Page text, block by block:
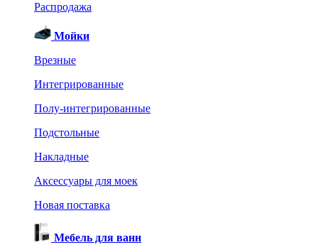
Распродажа
Мойки
Врезные
Интегрированные
Полу-интегрированные
Подстольные
Накладные
Аксессуары для моек
Новая поставка
Мебель для ванн